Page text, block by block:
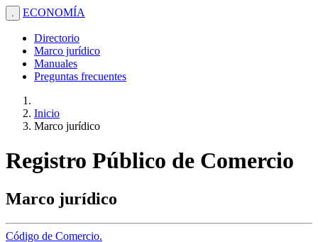
. ECONOMÍA
Directorio
Marco jurídico
Manuales
Preguntas frecuentes
Inicio
Marco jurídico
Registro Público de Comercio
Marco jurídico
Código de Comercio.